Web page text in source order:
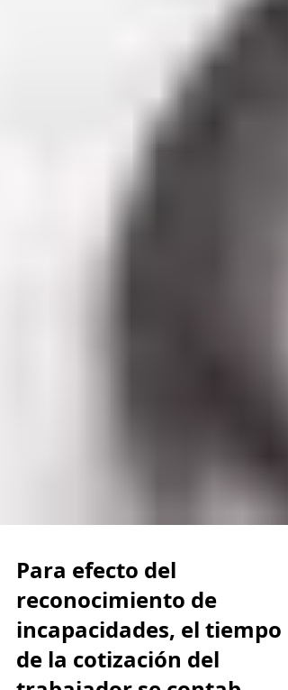
Para efecto del
reconocimiento de
incapacidades, el tiempo